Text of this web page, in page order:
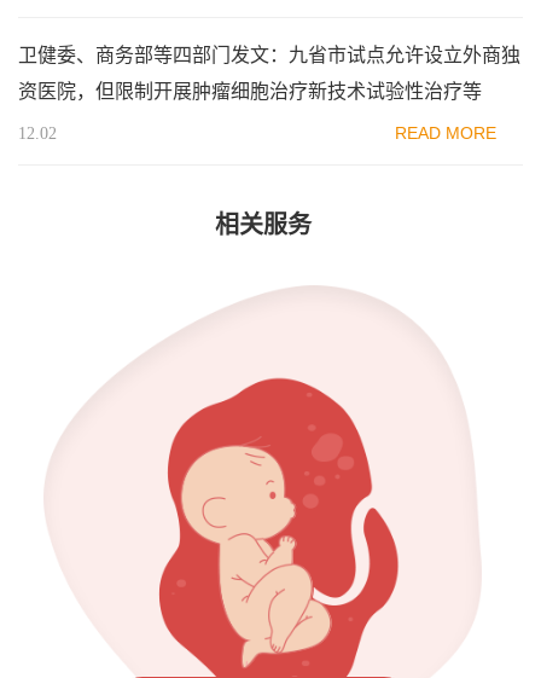
卫健委、商务部等四部门发文：九省市试点允许设立外商独
资医院，但限制开展肿瘤细胞治疗新技术试验性治疗等
12.02 READ MORE
相关服务